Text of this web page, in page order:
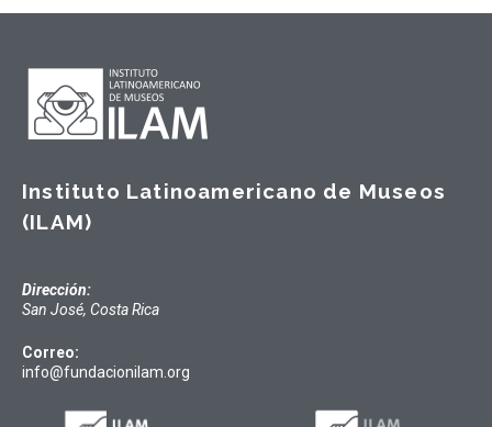
Instituto Latinoamericano de Museos
(ILAM)
Dirección:
San José, Costa Rica
Correo:
info@fundacionilam.org